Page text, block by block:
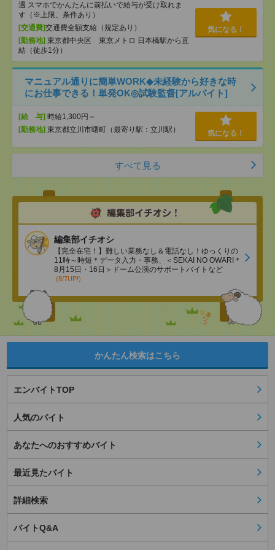
遇 スマホでかんたんに前払いで給与が受け取れま
す（※上限、条件あり）
[交通費]交通費全額支給（規定あり）
[勤務地] 東京都中央区 東京メトロ 日本橋駅から直
結（徒歩1分）
気になる！
マニュアル通りに簡単WORK◆未経験から好きな時
にお仕事できる！単発OK◎試験監督[アルバイト]
[給 与] 時給1,300円～
[勤務地] 東京都立川市曙町（最寄り駅：立川駅） 気になる！
すべて見る
編集部イチオシ
【完全在宅！】難しい業務なし＆電話なし！ゆっくりの
11時～時短＊データ入力・事務、＜SEKAI NO OWARI＊
8月15日・16日＞ドーム公演のサポートバイトなど
(8/7UP!)
かんたん検索はこちら
エンバイトTOP
人気のバイト
あなたへのおすすめバイト
最近見たバイト
詳細検索
バイトQ&A